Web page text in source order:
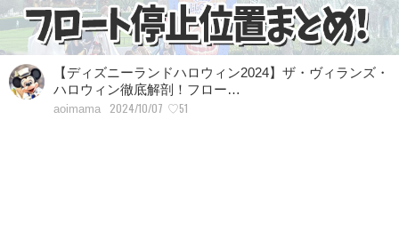
【ディズニーランドハロウィン2024】ザ・ヴィランズ・
ハロウィン徹底解剖！フロー…
aoimama 2024/10/07 ♡51